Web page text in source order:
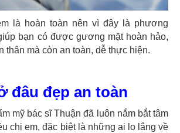
là hoàn toàn nên vì đây là phương
bạn có được gương mặt hoàn hảo,
thân mà còn an toàn, dễ thực hiện.
đâu đẹp an toàn
mỹ bác sĩ Thuận đã luôn nắm bắt tâm
chị em, đặc biệt là những ai lo lắng về